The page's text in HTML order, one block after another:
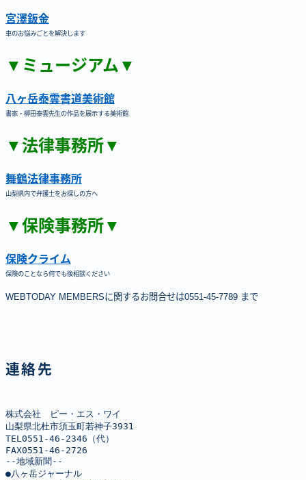
宮澤鈑金
車のお悩みごとを解決します
▼ミュージアム▼
八ヶ岳泰雲書道美術館
書家・柳田泰雲先生の作品を展示する美術館
▼法律事務所▼
舞鶴法律事務所
山梨県内で弁護士をお探しの方へ
▼保険事務所▼
保険クライム
保険のことなら何でも後相談ください
WEBTODAY MEMBERSに関するお問合せは0551-45-7789 まで
連絡先
株式会社　ピー・エス・ワイ
山梨県北杜市須玉町若神子3931
TEL0551-46-2346（代）
FAX0551-46-2726
--地域新聞--
●八ヶ岳ジャーナル